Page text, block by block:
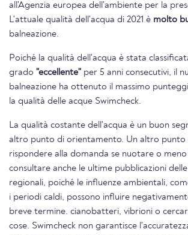
all'Agenzia europea dell'ambiente per la
L'attuale qualità dell'acqua di 2021 è molto
balneazione.
Poiché la qualità dell'acqua è stata
grado "eccellente" per 5 anni consecutivi, il
balneazione ha ottenuto il massimo
la qualità delle acque Swimcheck.
La qualità costante dell'acqua è un buon
altro punto di orientamento. Un altro
rispondere alla domanda se nuotare o
consultare anche le ultime pubblicazioni
regionali, poiché le influenze ambientali,
i periodi caldi, possono influire
breve termine. cianobatteri, vibrioni o
cose. Swimcheck non garantisce